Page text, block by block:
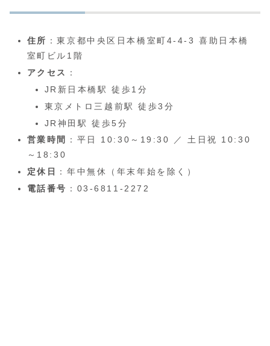
住所 ：東京都中央区日本橋室町4-4-3 喜助日本橋
室町ビル1階
アクセス
：
JR新日本橋駅 徒歩1分
東京メトロ三越前駅 徒歩3分
JR神田駅 徒歩5分
営業時間
：平日 10:30～19:30 ／ 土日祝 10:30
～18:30
定休日
：年中無休（年末年始を除く）
電話番号 ：03-6811-2272